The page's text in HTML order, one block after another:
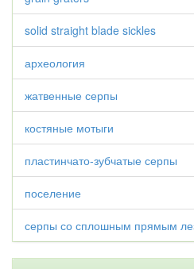
solid straight blade sickles
археология
жатвенные серпы
костяные мотыги
пластинчато-зубчатые серпы
поселение
серпы со сплошным прямым